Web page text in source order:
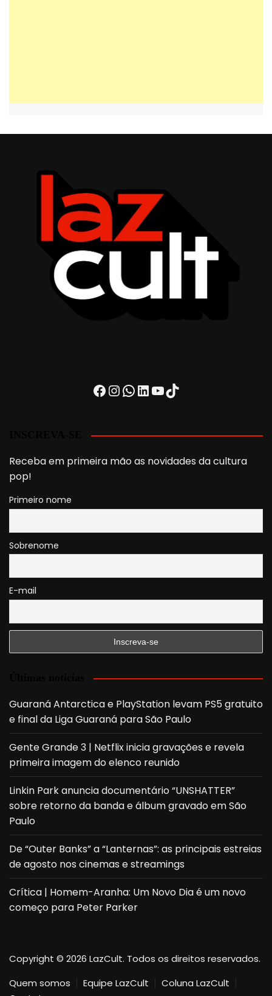
Facebook
Instagram
WhatsApp
LinkedIn
Youtube
TikTok
Receba em primeira mão as novidades da cultura
pop!
Primeiro nome
Sobrenome
E-mail
Guaraná Antarctica e PlayStation levam PS5 gratuito
e final da Liga Guaraná para São Paulo
Gente Grande 3 | Netflix inicia gravações e revela
primeira imagem do elenco reunido
Linkin Park anuncia documentário “UNSHATTER”
sobre retorno da banda e álbum gravado em São
Paulo
De “Outer Banks” a “Lanternas”: as principais estreias
de agosto nos cinemas e streamings
Crítica | Homem-Aranha: Um Novo Dia é um novo
começo para Peter Parker
Copyright © 2026 LazCult. Todos os direitos reservados.
Quem somos
Equipe LazCult
Coluna LazCult